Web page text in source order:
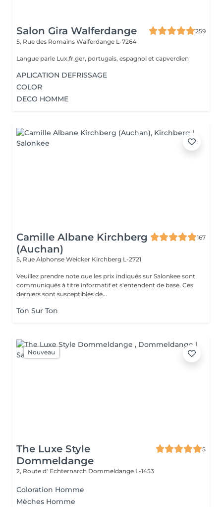
Salon Gira Walferdange
259
5, Rue des Romains Walferdange L-7264
Langue parle Lux,fr,ger, portugais, espagnol et capverdien
APLICATION DEFRISSAGE
COLOR
DECO HOMME
Camille Albane Kirchberg
(Auchan)
167
5, Rue Alphonse Weicker Kirchberg L-2721
Veuillez prendre note que les prix indiqués sur Salonkee sont
communiqués à titre informatif et s'entendent de base. Ces
derniers sont susceptibles de...
Ton Sur Ton
Nouveau
The Luxe Style
Dommeldange
5
2, Route d' Echternarch Dommeldange L-1453
Coloration Homme
Mèches Homme